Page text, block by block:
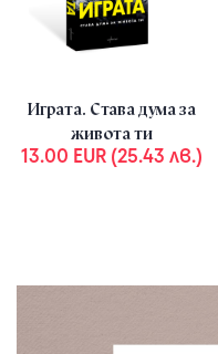
Комплект
39.88 EUR (78.00 лв.)
Играта. Става дума за
живота ти
13.00 EUR (25.43 лв.)